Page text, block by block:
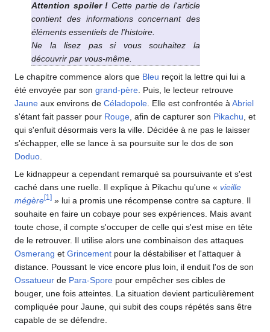
Attention spoiler ! Cette partie de l'article
contient des informations concernant des
éléments essentiels de l'histoire.
Ne la lisez pas si vous souhaitez la
découvrir par vous-même.
Le chapitre commence alors que Bleu reçoit la lettre qui lui a
été envoyée par son grand-père . Puis, le lecteur retrouve
Jaune aux environs de Céladopole . Elle est confrontée à Abriel
s'étant fait passer pour Rouge , afin de capturer son Pikachu , et
qui s'enfuit désormais vers la ville. Décidée à ne pas le laisser
s'échapper, elle se lance à sa poursuite sur le dos de son
Doduo
Le kidnappeur a cependant remarqué sa poursuivante et s'est
caché dans une ruelle. Il explique à Pikachu qu'une « vieille
mégère[1 ] » lui a promis une récompense contre sa capture. Il
souhaite en faire un cobaye pour ses expériences. Mais avant
toute chose, il compte s'occuper de celle qui s'est mise en tête
de le retrouver. Il utilise alors une combinaison des attaques
Osmerang et Grincement pour la déstabiliser et l'attaquer à
distance. Poussant le vice encore plus loin, il enduit l'os de son
Ossatueur de Para-Spore pour empêcher ses cibles de
bouger, une fois atteintes. La situation devient particulièrement
compliquée pour Jaune, qui subit des coups répétés sans être
capable de se défendre.